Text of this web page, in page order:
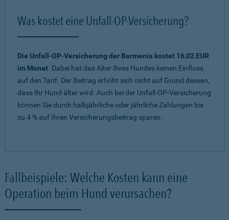
Was kostet eine Unfall-OP-Versicherung?
Die Unfall-OP-Versicherung der Barmenia kostet 16,02 EUR
im Monat. Dabei hat das Alter Ihres Hundes keinen Einfluss
auf den Tarif. Der Beitrag erhöht sich nicht auf Grund dessen,
dass Ihr Hund älter wird. Auch bei der Unfall-OP-Versicherung
können Sie durch halbjährliche oder jährliche Zahlungen bis
zu 4 % auf Ihren Versicherungsbeitrag sparen.
Fallbeispiele: Welche Kosten kann eine
Operation beim Hund verursachen?